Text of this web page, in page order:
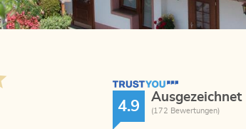
TrustYou Rating
4.9
Ausgezeichnet
(172 Bewertungen)